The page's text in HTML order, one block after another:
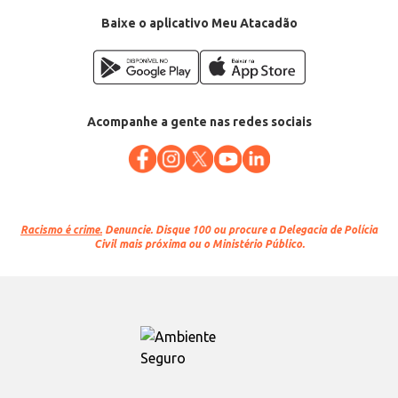
Baixe o aplicativo Meu Atacadão
Acompanhe a gente nas redes sociais
Racismo é crime. Denuncie. Disque 100 ou procure a Delegacia de Polícia
Civil mais próxima ou o Ministério Público.